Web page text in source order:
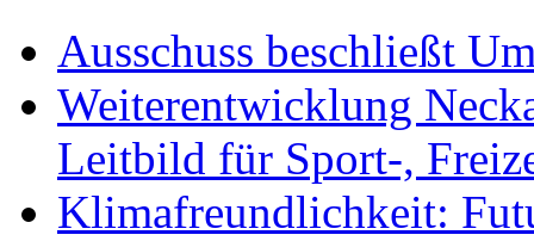
Ausschuss beschließt
Weiterentwicklung
Leitbild für Sport-,
Klimafreundlichkeit: